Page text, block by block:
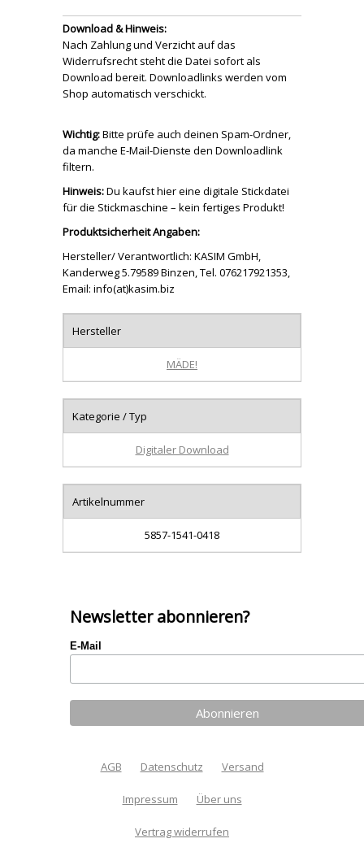
Download & Hinweis:
Nach Zahlung und Verzicht auf das
Widerrufsrecht steht die Datei sofort als
Download bereit. Downloadlinks werden vom
Shop automatisch verschickt.
Wichtig:Bitte prüfe auch deinen Spam-Ordner,
da manche E-Mail-Dienste den Downloadlink
filtern.
Hinweis:Du kaufst hier eine digitale Stickdatei
für die Stickmaschine – kein fertiges Produkt!
Produktsicherheit Angaben:
Hersteller/ Verantwortlich: KASIM GmbH,
Kanderweg 5.79589 Binzen, Tel. 076217921353,
Email: info(at)kasim.biz
Hersteller
MÄDE!
Kategorie / Typ
Digitaler Download
Artikelnummer
5857-1541-0418
Newsletter abonnieren?
E-Mail
AGB Datenschutz Versand
Impressum Über uns
Vertrag widerrufen